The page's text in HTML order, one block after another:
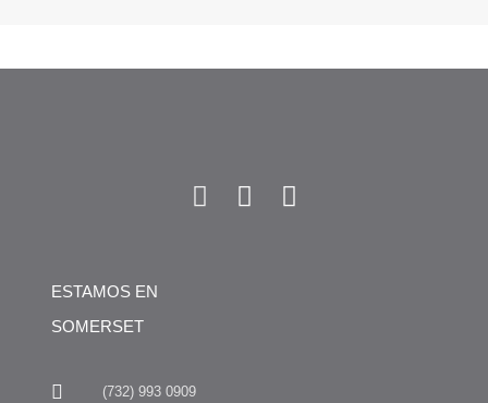
ESTAMOS EN
SOMERSET
(732) 993 0909